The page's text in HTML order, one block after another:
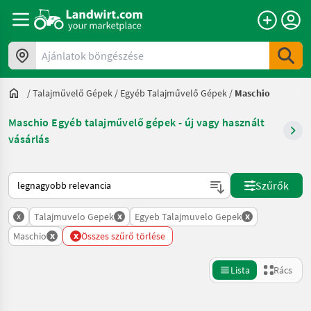
Ajánlatok böngészése
/Talajművelő Gépek / Egyéb Talajművelő Gépek / Maschio
Maschio Egyéb talajművelő gépek - új vagy használt
vásárlás
Így van sorba rendezve a Landwirt.com-on
Szűrők
x Talajmuvelo Gepek x Egyeb Talajmuvelo Gepek x
Maschio x x Összes szűrő törlése
Lista Rács